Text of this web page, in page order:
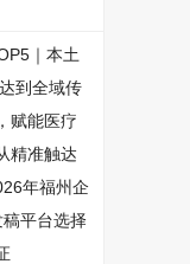
｜本土
到全域传
赋能医疗
精准触达
年福州企
平台选择